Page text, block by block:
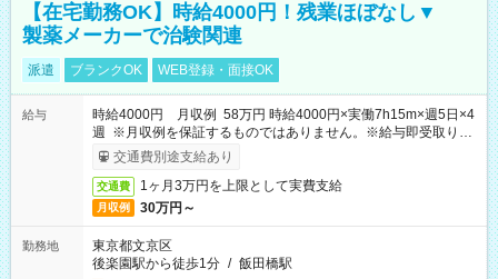
【在宅勤務OK】時給4000円！残業ほぼなし▼
製薬メーカーで治験関連
派遣 ブランクOK WEB登録・面接OK
給与
時給4000円 月収例 58万円 時給4000円×実働7h15m×週5日×4
週 ※月収例を保証するものではありません。※給与即受取りサ
ービス利用可（利用条件有）
交通費別途支給あり
交通費 1ヶ月3万円を上限として実費支給
月収例 30万円～
勤務地
東京都文京区
後楽園駅から徒歩1分 / 飯田橋駅